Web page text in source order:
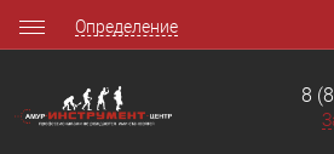
Определение
8